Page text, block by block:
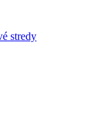
stredy